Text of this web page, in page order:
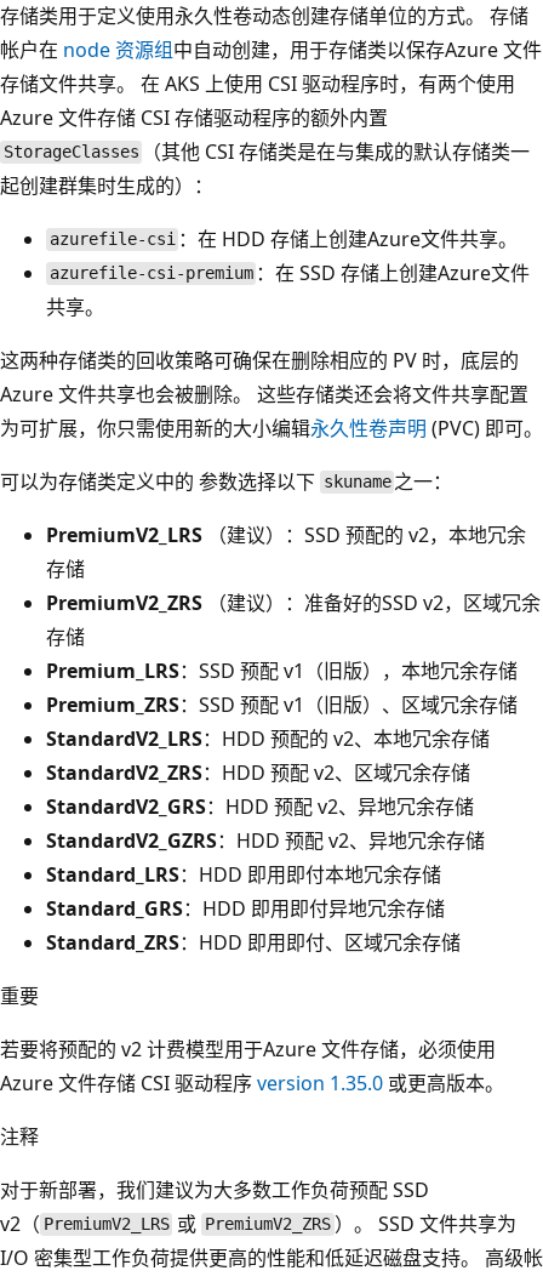
存储类用于定义使用永久性卷动态创建存储单位的方式。 存储
帐户在 node 资源组中自动创建，用于存储类以保存Azure 文件
存储文件共享。 在 AKS 上使用 CSI 驱动程序时，有两个使用
Azure 文件存储 CSI 存储驱动程序的额外内置
StorageClasses
（其他 CSI 存储类是在与集成的默认存储类一
起创建群集时生成的）：
azurefile-csi ：在 HDD 存储上创建Azure文件共享。
azurefile-csi-premium ：在 SSD 存储上创建Azure文件
共享。
这两种存储类的回收策略可确保在删除相应的 PV 时，底层的
Azure 文件共享也会被删除。 这些存储类还会将文件共享配置
为可扩展，你只需使用新的大小编辑永久性卷声明 (PVC) 即可。
可以为存储类定义中的 参数选择以下 skuname 之一：
PremiumV2_LRS （建议）：SSD 预配的 v2，本地冗余
存储
PremiumV2_ZRS （建议）：准备好的SSD v2，区域冗余
存储
Premium_LRS：SSD 预配 v1（旧版），本地冗余存储
Premium_ZRS：SSD 预配 v1（旧版）、区域冗余存储
StandardV2_LRS：HDD 预配的 v2、本地冗余存储
StandardV2_ZRS：HDD 预配 v2、区域冗余存储
StandardV2_GRS：HDD 预配 v2、异地冗余存储
StandardV2_GZRS：HDD 预配 v2、异地冗余存储
Standard_LRS：HDD 即用即付本地冗余存储
Standard_GRS：HDD 即用即付异地冗余存储
Standard_ZRS：HDD 即用即付、区域冗余存储
重要
若要将预配的 v2 计费模型用于Azure 文件存储，必须使用
Azure 文件存储 CSI 驱动程序version 1.35.0 或更高版本。
注释
对于新部署，我们建议为大多数工作负荷预配 SSD
v2（ PremiumV2_LRS 或 PremiumV2_ZRS ）。 SSD 文件共享为
I/O 密集型工作负荷提供更高的性能和低延迟磁盘支持。 高级帐